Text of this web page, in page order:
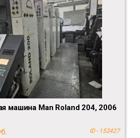
машина Man Roland 204, 2006
ID - 152427